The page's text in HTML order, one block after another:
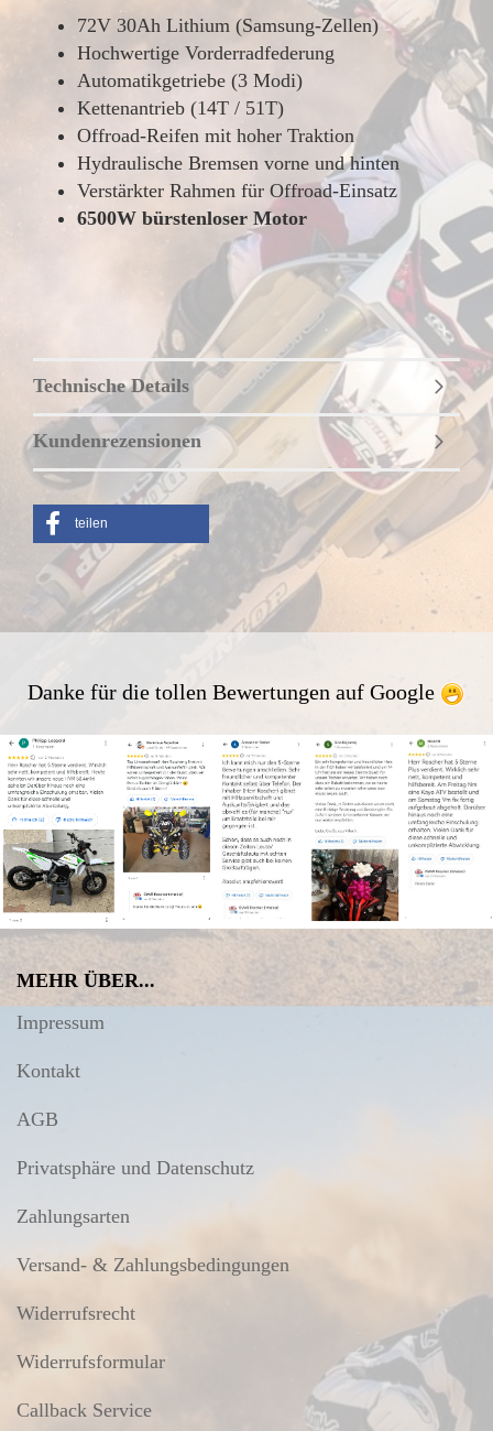
72V 30Ah Lithium (Samsung-Zellen)
Hochwertige Vorderradfederung
Automatikgetriebe (3 Modi)
Kettenantrieb (14T / 51T)
Offroad-Reifen mit hoher Traktion
Hydraulische Bremsen vorne und hinten
Verstärkter Rahmen für Offroad-Einsatz
6500W bürstenloser Motor
Technische Details
Kundenrezensionen
teilen
Danke für die tollen Bewertungen auf Google
MEHR ÜBER...
Impressum
Kontakt
AGB
Privatsphäre und Datenschutz
Zahlungsarten
Versand- & Zahlungsbedingungen
Widerrufsrecht
Widerrufsformular
Callback Service